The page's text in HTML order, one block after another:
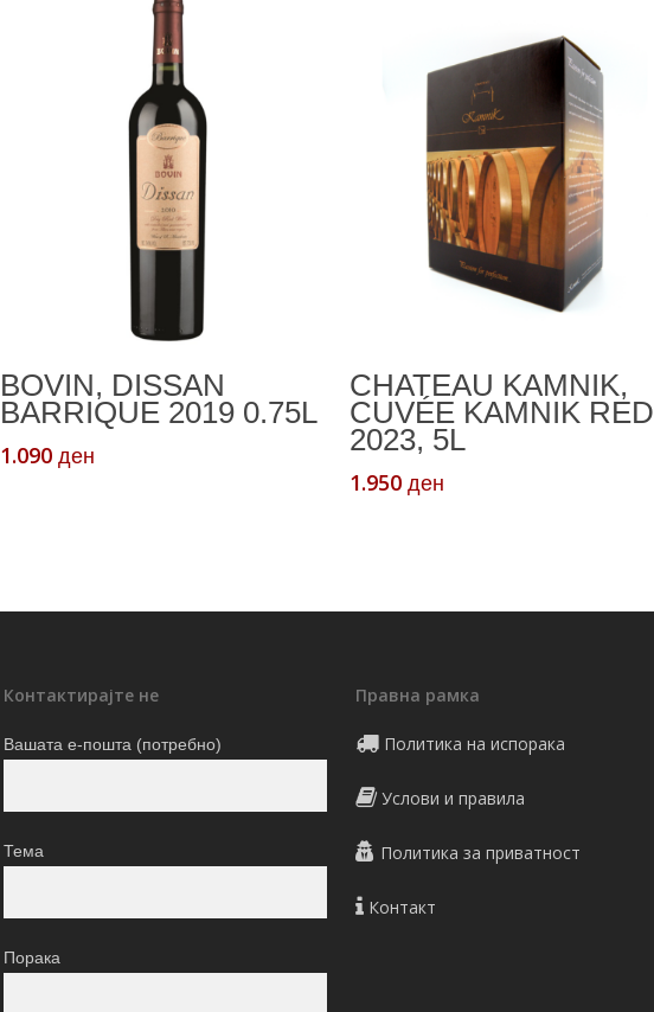
BOVIN, DISSAN
BARRIQUE 2019 0.75L
1.090ден
CHATEAU KAMNIK,
CUVÉE KAMNIK RED
2023, 5L
1.950 ден
Контактирајте не
Вашата е-пошта (потребно)
Тема
Порака
Правна рамка
Политика на испорака
Услови и правила
Политика за приватност
Контакт